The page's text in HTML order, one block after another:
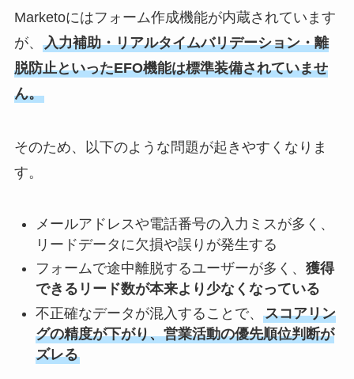
Marketoにはフォーム作成機能が内蔵されています
が、 入力補助・リアルタイムバリデーション・離
脱防止といったEFO機能は標準装備されていませ
ん。
そのため、以下のような問題が起きやすくなりま
す。
メールアドレスや電話番号の入力ミスが多く、
リードデータに欠損や誤りが発生する
フォームで途中離脱するユーザーが多く、 獲得
できるリード数が本来より少なくなっている
不正確なデータが混入することで、 スコアリン
グの精度が下がり、営業活動の優先順位判断が
ズレる